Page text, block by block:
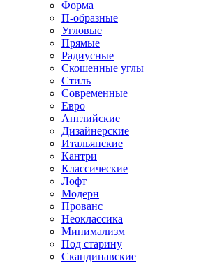
Форма
П-образные
Угловые
Прямые
Радиусные
Скошенные углы
Стиль
Современные
Евро
Английские
Дизайнерские
Итальянские
Кантри
Классические
Лофт
Модерн
Прованс
Неоклассика
Минимализм
Под старину
Скандинавские